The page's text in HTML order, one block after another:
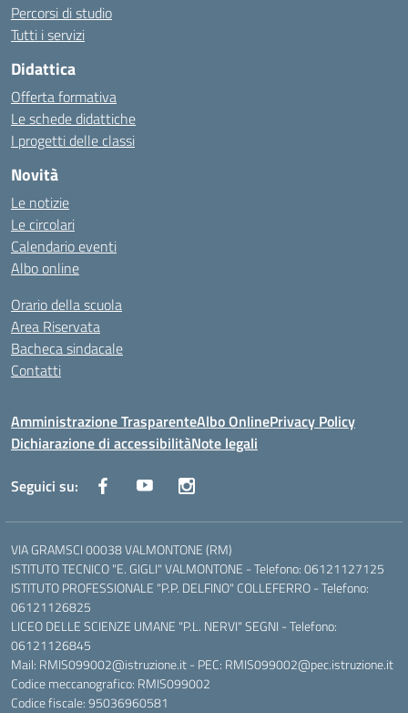
Percorsi di studio
Tutti i servizi
Didattica
Offerta formativa
Le schede didattiche
I progetti delle classi
Novità
Le notizie
Le circolari
Calendario eventi
Albo online
Orario della scuola
Area Riservata
Bacheca sindacale
Contatti
Amministrazione TrasparenteAlbo OnlinePrivacy Policy
Dichiarazione di accessibilitàNote legali
Seguici su:
VIA GRAMSCI 00038 VALMONTONE (RM)
ISTITUTO TECNICO "E. GIGLI" VALMONTONE - Telefono: 06121127125
ISTITUTO PROFESSIONALE "P.P. DELFINO" COLLEFERRO - Telefono:
06121126825
LICEO DELLE SCIENZE UMANE "P.L. NERVI" SEGNI - Telefono:
06121126845
Mail: RMIS099002@istruzione.it - PEC: RMIS099002@pec.istruzione.it
Codice meccanografico: RMIS099002
Codice fiscale: 95036960581